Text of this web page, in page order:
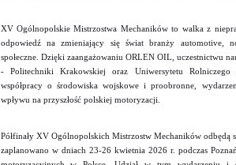
XV Ogólnopolskie Mistrzostwa Mechaników to walka z
odpowiedź na zmieniający się świat branży automotive,
społeczne. Dzięki zaangażowaniu ORLEN OIL, uczestnictwu
- Politechniki Krakowskiej oraz Uniwersytetu
współpracy o środowiska wojskowe i proobronne,
wpływu na przyszłość polskiej motoryzacji.
Półfinały XV Ogólnopolskich Mistrzostw Mechaników odbędą
zaplanowano w dniach 23-26 kwietnia 2026 r. podczas